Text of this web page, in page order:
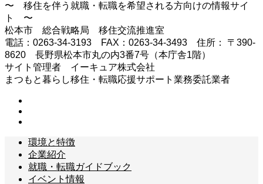
〜 移住を伴う就職・転職を希望される方向けの情報サイ
ト 〜
松本市 総合戦略局 移住交流推進室
電話：0263-34-3193 FAX：0263-34-3493 住所： 〒390-
8620 長野県松本市丸の内3番7号（本庁舎1階）
サイト管理者 イーキュア株式会社
まつもと暮らし移住・転職応援サポート業務委託業者
環境と特徴
企業紹介
就職・転職ガイドブック
イベント情報